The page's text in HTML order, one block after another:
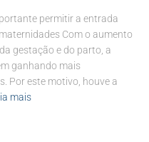
permitir a entrada
Com o aumento
gestação e do parto, a
ganhando mais
Por este motivo, houve a
mais